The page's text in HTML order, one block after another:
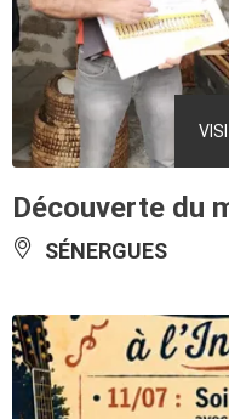
Découverte du
SÉNERGUES